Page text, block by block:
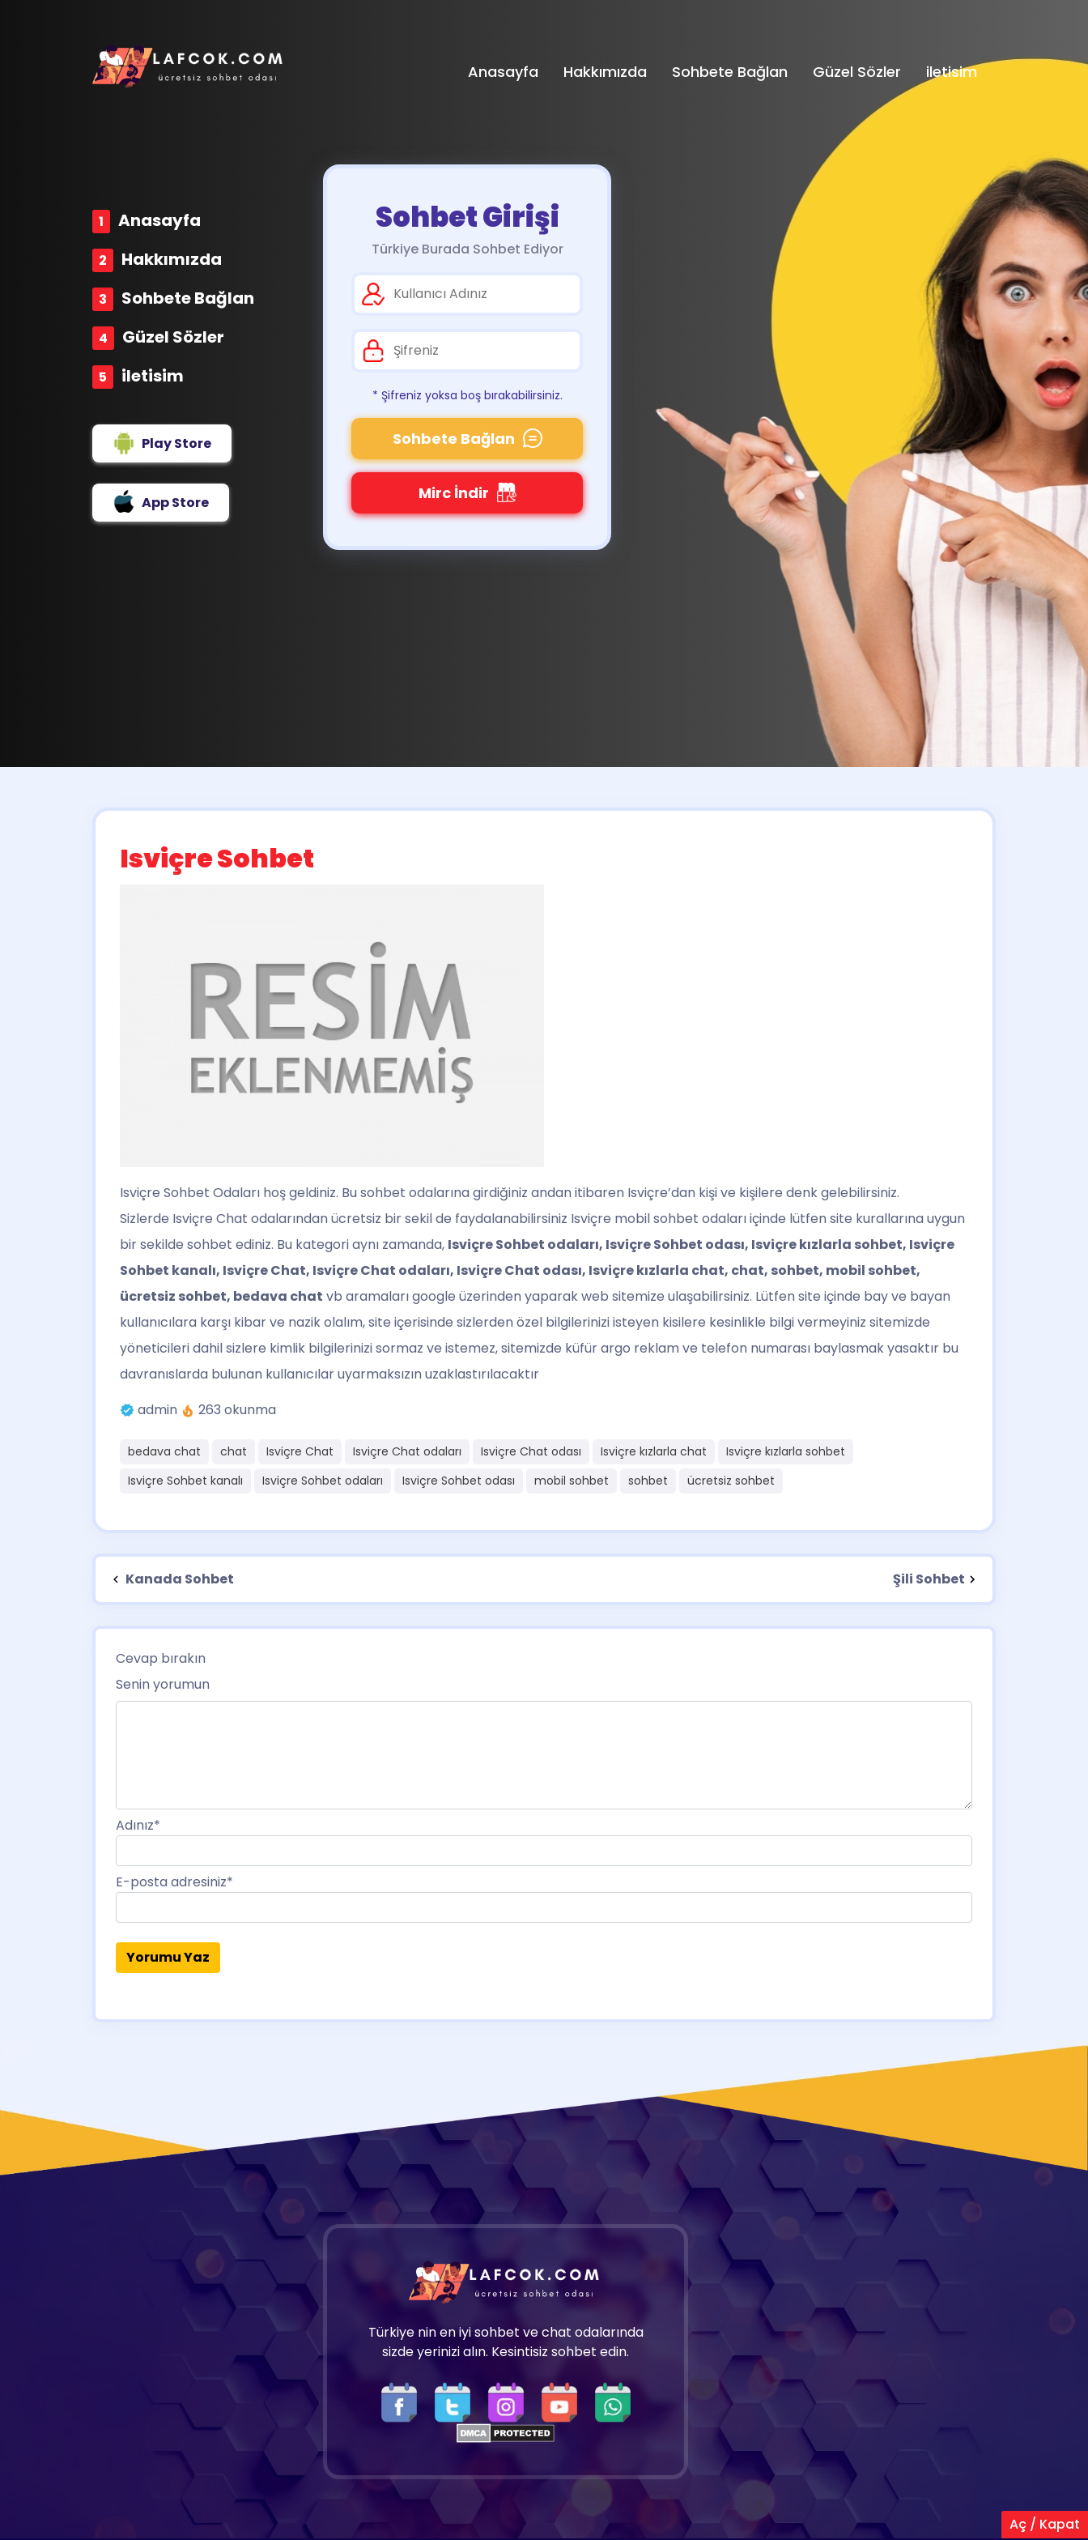
Anasayfa Hakkımızda Sohbete Bağlan Güzel Sözler iletisim
Anasayfa
Hakkımızda
Sohbete Bağlan
Güzel Sözler
iletisim
Play Store
App Store
Sohbet Girişi
Türkiye Burada Sohbet Ediyor
* Şifreniz yoksa boş bırakabilirsiniz.
Sohbete Bağlan
Mirc İndir
Isviçre Sohbet
Isviçre Sohbet Odaları hoş geldiniz. Bu sohbet odalarına girdiğiniz andan itibaren Isviçre’dan kişi ve kişilere denk gelebilirsiniz.
Sizlerde Isviçre Chat odalarından ücretsiz bir sekil de faydalanabilirsiniz Isviçre mobil sohbet odaları içinde lütfen site kurallarına uygun
bir sekilde sohbet ediniz. Bu kategori aynı zamanda, Isviçre Sohbet odaları, Isviçre Sohbet odası, Isviçre kızlarla sohbet, Isviçre
Sohbet kanalı, Isviçre Chat, Isviçre Chat odaları, Isviçre Chat odası, Isviçre kızlarla chat, chat, sohbet, mobil sohbet,
ücretsiz sohbet, bedava chat vb aramaları google üzerinden yaparak web sitemize ulaşabilirsiniz. Lütfen site içinde bay ve bayan
kullanıcılara karşı kibar ve nazik olalım, site içerisinde sizlerden özel bilgilerinizi isteyen kisilere kesinlikle bilgi vermeyiniz sitemizde
yöneticileri dahil sizlere kimlik bilgilerinizi sormaz ve istemez, sitemizde küfür argo reklam ve telefon numarası baylasmak yasaktır bu
davranıslarda bulunan kullanıcılar uyarmaksızın uzaklastırılacaktır
admin
263 okunma
bedava chat chat Isviçre Chat Isviçre Chat odaları Isviçre Chat odası Isviçre kızlarla chat
Isviçre kızlarla sohbet
Isviçre Sohbet kanalı
Isviçre Sohbet odaları Isviçre Sohbet odası mobil sohbet sohbet ücretsiz sohbet
Kanada Sohbet Şili Sohbet
Cevap bırakın
Senin yorumun
Adınız*
E-posta adresiniz*
Türkiye nin en iyi sohbet ve chat odalarında
sizde yerinizi alın. Kesintisiz sohbet edin.
Aç / Kapat